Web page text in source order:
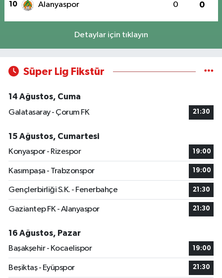
10 Alanyaspor 0 0
Detaylar için tıklayın
Süper Lig Fikstür
14 Ağustos, Cuma
Galatasaray - Çorum FK
21:30
15 Ağustos, Cumartesi
Konyaspor - Rizespor
19:00
Kasımpaşa - Trabzonspor 19:00
Gençlerbirliği S.K. - Fenerbahçe 21:30
Gaziantep FK - Alanyaspor 21:30
16 Ağustos, Pazar
Başakşehir - Kocaelispor
19:00
Beşiktaş - Eyüpspor 21:30